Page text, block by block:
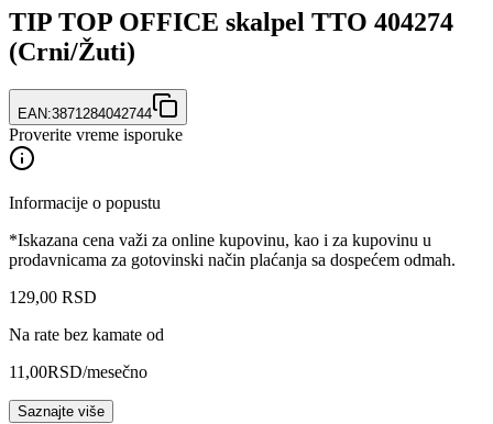
TIP TOP OFFICE skalpel TTO 404274
(Crni/Žuti)
EAN:3871284042744
Proverite vreme isporuke
Informacije o popustu
*Iskazana cena važi za online kupovinu, kao i za kupovinu u
prodavnicama za gotovinski način plaćanja sa dospećem odmah.
129,00 RSD
Na rate bez kamate od
11,00RSD/mesečno
Saznajte više